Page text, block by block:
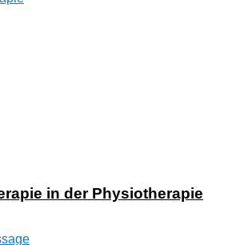
in der Physiotherapie